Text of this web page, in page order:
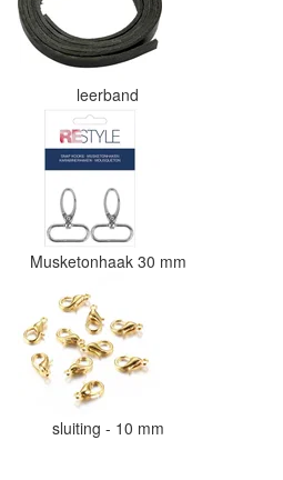
leerband
Musketonhaak 30 mm
sluiting - 10 mm